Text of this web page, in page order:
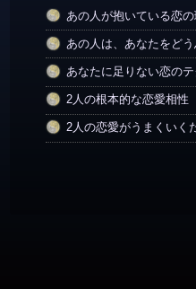
あの人が抱いている恋の
あの人は、あなたをどう
あなたに足りない恋のテ
2人の根本的な恋愛相性
2人の恋愛がうまくいく